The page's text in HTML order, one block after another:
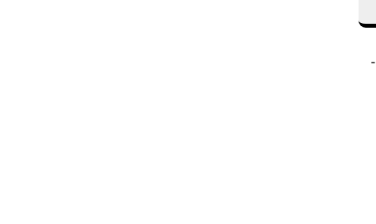
بواحده من أفضل دورات الهندسة الصحية - Sanitary Engineering -